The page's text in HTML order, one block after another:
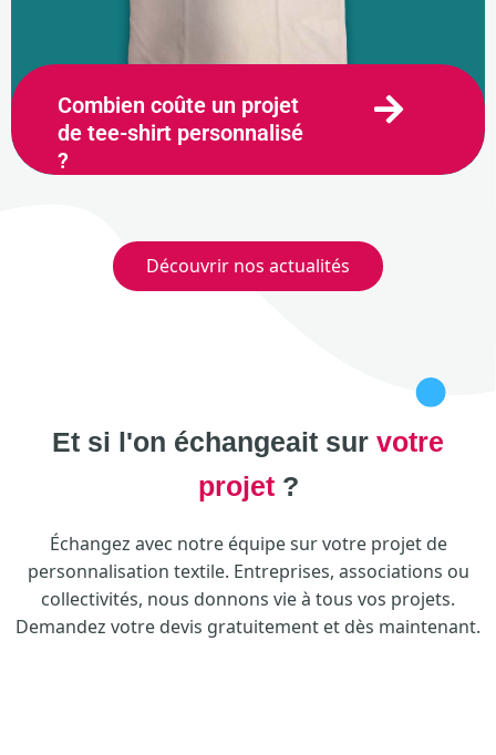
Combien coûte un projet
de tee-shirt personnalisé
?
Découvrir nos actualités
Et si l'on échangeait sur votre
projet?
Échangez avec notre équipe sur votre projet de
personnalisation textile. Entreprises, associations ou
collectivités, nous donnons vie à tous vos projets.
Demandez votre devis gratuitement et dès maintenant.